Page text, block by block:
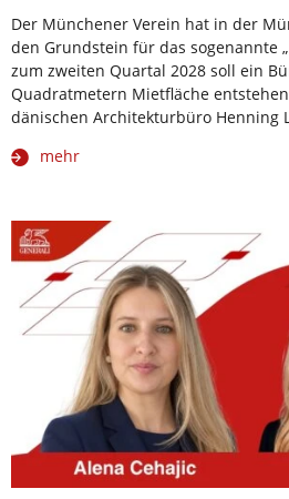
Der Münchener Verein hat in der
den Grundstein für das sogenannte
zum zweiten Quartal 2028 soll ein
Quadratmetern Mietfläche
dänischen Architekturbüro Henning
mehr